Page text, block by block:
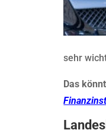
sehr
Das